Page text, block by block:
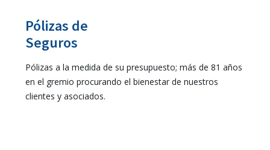
Pólizas de
Seguros
Pólizas a la medida de su presupuesto; más de 81 años
en el gremio procurando el bienestar de nuestros
clientes y asociados.